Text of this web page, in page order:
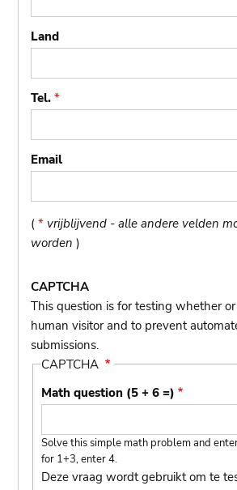
Land
Tel.*
Email
(* vrijblijvend - alle andere velden
worden )
CAPTCHA
This question is for testing whether
human visitor and to prevent
submissions.
CAPTCHA
Math question (5 + 6 =)
Solve this simple math problem and
for 1+3, enter 4.
Deze vraag wordt gebruikt om te